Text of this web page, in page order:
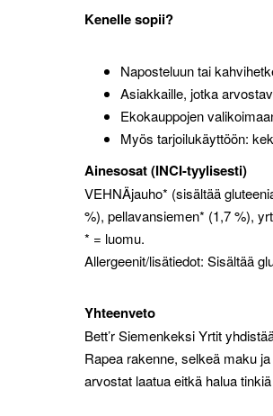
Kenelle sopii?
Naposteluun tai
Asiakkaille, jotka
Ekokauppojen
Myös tarjoilukäyttöön:
Ainesosat (INCI-tyylisesti)
VEHNÄjauho* (sisältää
%), pellavansiemen* (1,7 %),
* = luomu.
Allergeenit/lisätiedot: Sisältää
Yhteenveto
Bett’r Siemenkeksi Yrtit
Rapea rakenne, selkeä maku
arvostat laatua eitkä halua